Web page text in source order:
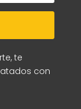
te
con